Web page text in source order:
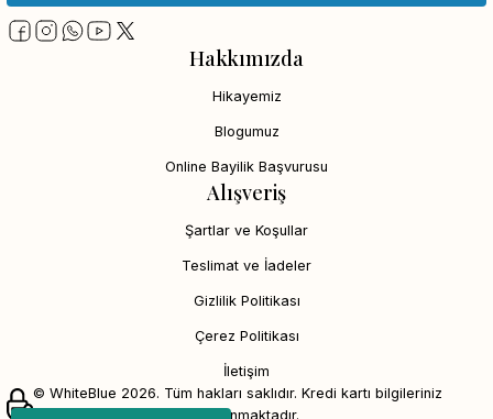
Hakkımızda
Hikayemiz
Blogumuz
Online Bayilik Başvurusu
Alışveriş
Şartlar ve Koşullar
Teslimat ve İadeler
Gizlilik Politikası
Çerez Politikası
İletişim
© WhiteBlue 2026. Tüm hakları saklıdır. Kredi kartı bilgileriniz
256bit SSL sertifikası ile korunmaktadır.